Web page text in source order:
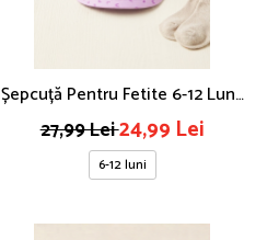
Șepcuță Pentru Fetite 6-12 Luni,
Broderie Cirese, Roz
27,99 Lei24,99 Lei
6-12 luni